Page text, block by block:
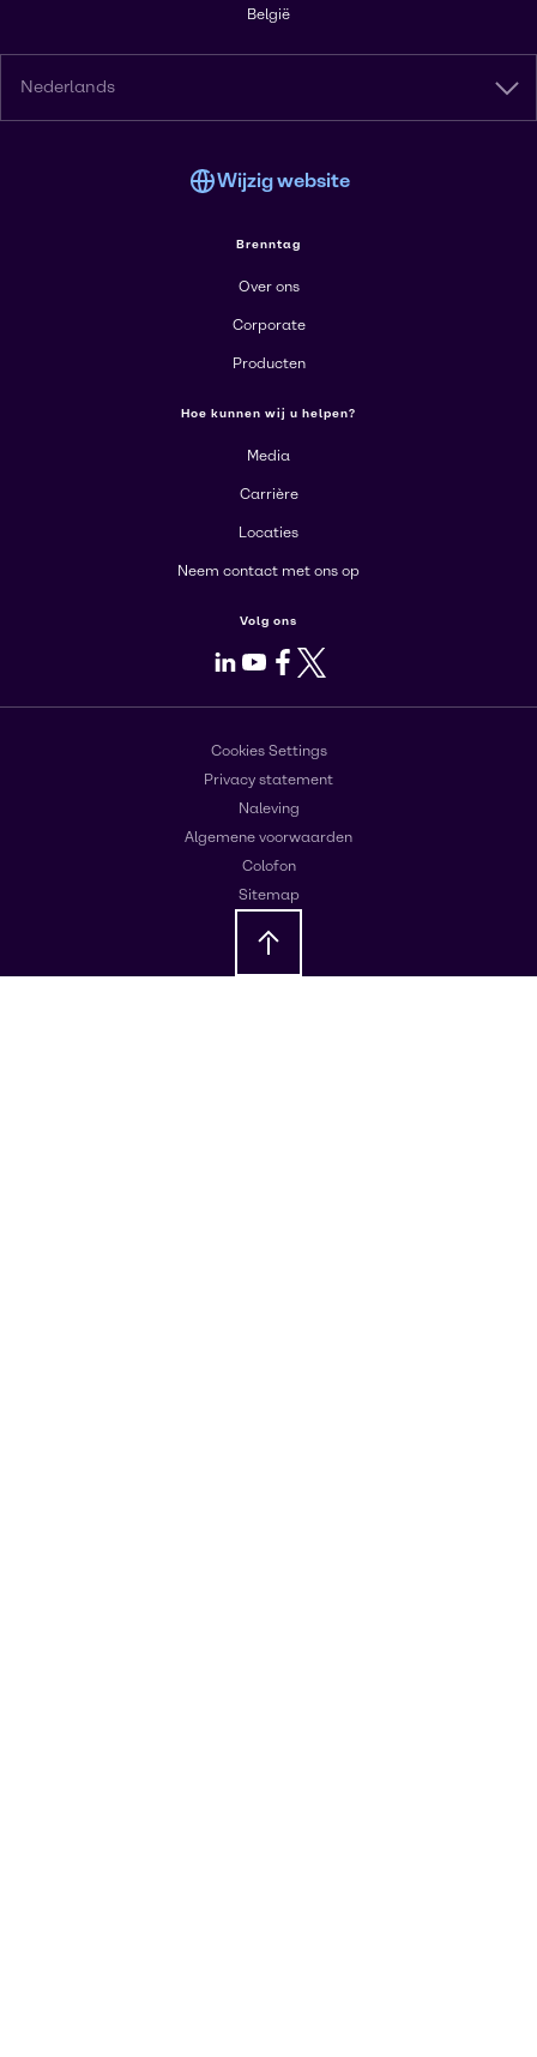
België
Nederlands
Wijzig website
Brenntag
Over ons
Corporate
Producten
Hoe kunnen wij u helpen?
Media
Carrière
Locaties
Neem contact met ons op
Volg ons
LinkedIn
Youtube
Facebook
X
Cookies Settings
Privacy statement
Naleving
Algemene voorwaarden
Colofon
Sitemap